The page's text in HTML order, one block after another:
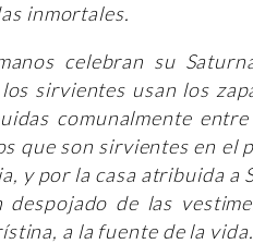
inmortales.
celebran su
sirvientes usan los
comunalmente
que son sirvientes en el
y por la casa atribuida
despojado de las
a la fuente de la vida.